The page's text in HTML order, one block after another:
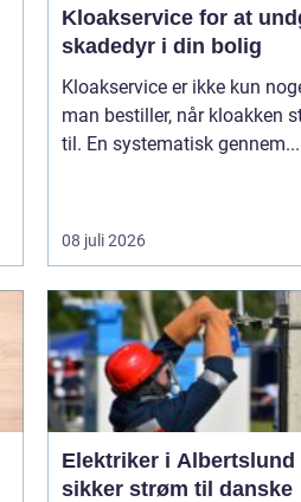
Kloakservice for at
skadedyr i din bolig
Kloakservice er ikke kun
man bestiller, når kloakken
til. En systematisk gennem...
08 juli 2026
Elektriker i Albertslund
sikker strøm til danske